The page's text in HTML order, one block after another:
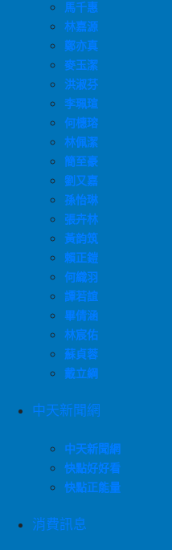
馬千惠
林嘉源
鄭亦真
麥玉潔
洪淑芬
李珮瑄
何橞瑢
林佩潔
簡至豪
劉又嘉
孫怡琳
張卉林
黃韵筑
賴正鎧
何織羽
譚若誼
畢倩涵
林宸佑
蘇貞蓉
戴立綱
中天新聞網
中天新聞網
快點好好看
快點正能量
消費訊息